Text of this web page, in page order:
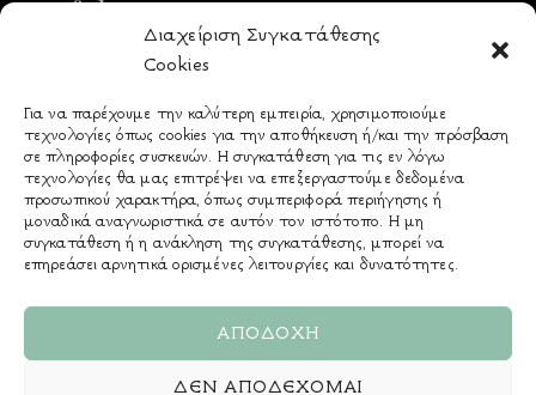
Διαχείριση Συγκατάθεσης
Cookies
Για να παρέχουμε την καλύτερη εμπειρία, χρησιμοποιούμε
τεχνολογίες όπως cookies για την αποθήκευση ή/και την πρόσβαση
σε πληροφορίες συσκευών. Η συγκατάθεση για τις εν λόγω
τεχνολογίες θα μας επιτρέψει να επεξεργαστούμε δεδομένα
προσωπικού χαρακτήρα, όπως συμπεριφορά περιήγησης ή
μοναδικά αναγνωριστικά σε αυτόν τον ιστότοπο. Η μη
συγκατάθεση ή η ανάκληση της συγκατάθεσης, μπορεί να
επηρεάσει αρνητικά ορισμένες λειτουργίες και δυνατότητες.
ΑΠΟΔΟΧΉ
ΔΕΝ ΑΠΟΔΈΧΟΜΑΙ
Useful Docs
Όροι & Προϋποθέσεις
Πολιτική Προστασίας Δεδομένων
Πολιτική Cookies
Τρόποι Πληρωμής
Πολιτική Παράδοσης
& Επιστροφών - Ακυρώσεων
Αλλεργιογόνα